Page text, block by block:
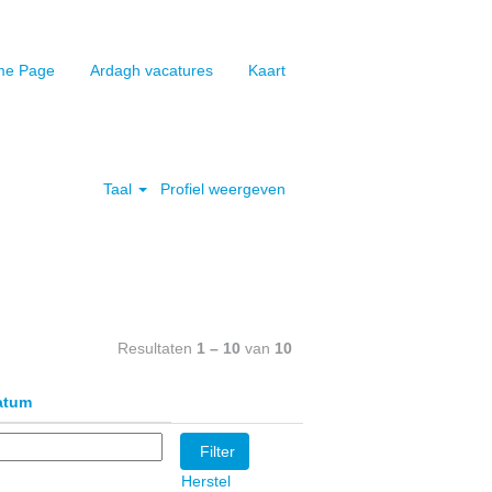
Page Ardagh vacatures Kaart
Taal Profiel weergeven
Resultaten 1 – 10 van 10
Herstel